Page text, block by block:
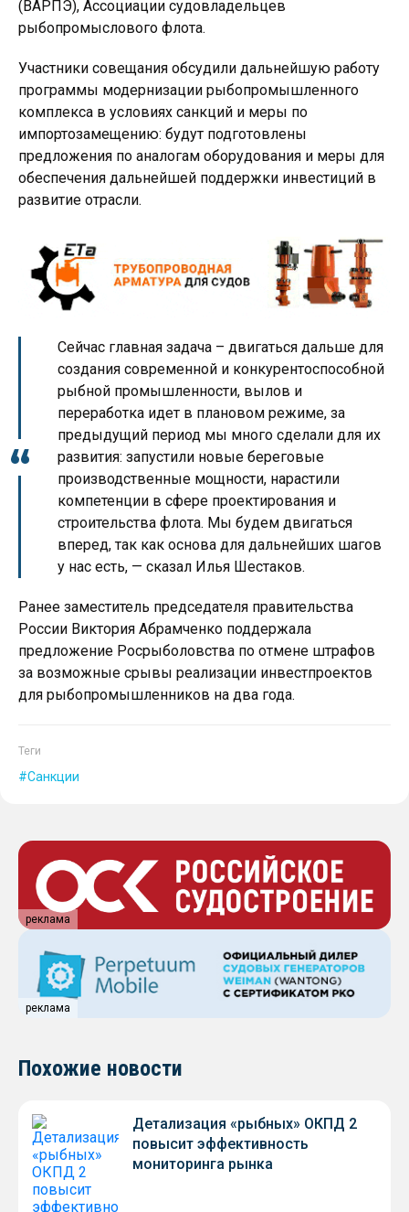
(ВАРПЭ), Ассоциации судовладельцев
рыбопромыслового флота.
Участники совещания обсудили дальнейшую работу
программы модернизации рыбопромышленного
комплекса в условиях санкций и меры по
импортозамещению: будут подготовлены
предложения по аналогам оборудования и меры для
обеспечения дальнейшей поддержки инвестиций в
развитие отрасли.
Сейчас главная задача – двигаться дальше для
создания современной и конкурентоспособной
рыбной промышленности, вылов и
переработка идет в плановом режиме, за
предыдущий период мы много сделали для их
развития: запустили новые береговые
производственные мощности, нарастили
компетенции в сфере проектирования и
строительства флота. Мы будем двигаться
вперед, так как основа для дальнейших шагов
у нас есть, — сказал Илья Шестаков.
Ранее заместитель председателя правительства
России Виктория Абрамченко поддержала
предложение Росрыболовства по отмене штрафов
за возможные срывы реализации инвестпроектов
для рыбопромышленников на два года.
Теги
Санкции
реклама
реклама
Похожие новости
Детализация «рыбных» ОКПД 2
повысит эффективность
мониторинга рынка